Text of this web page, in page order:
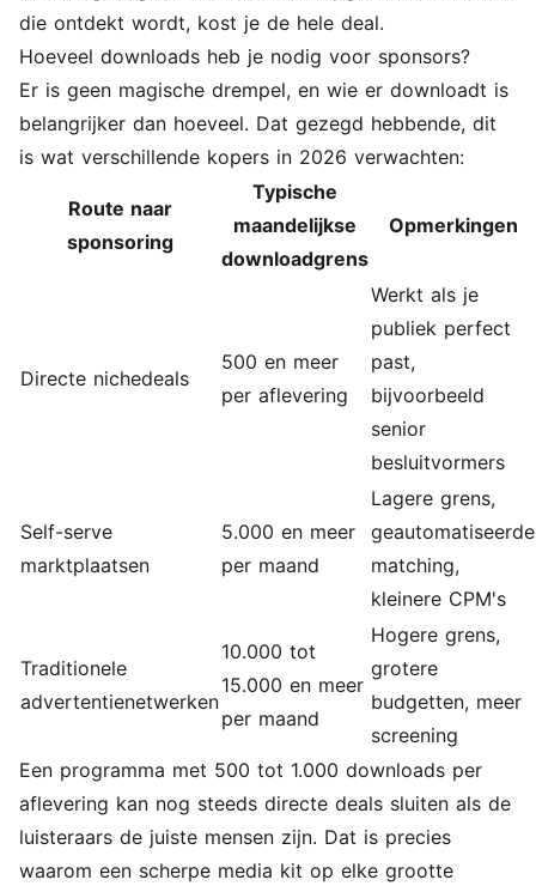
die ontdekt wordt, kost je de hele deal.
Hoeveel downloads heb je nodig voor sponsors?
Er is geen magische drempel, en wie er downloadt is
belangrijker dan hoeveel. Dat gezegd hebbende, dit
is wat verschillende kopers in 2026 verwachten:
Route naar
sponsoring
Typische
maandelijkse
downloadgrens
Opmerkingen
Directe nichedeals
500 en meer
per aflevering
Werkt als je
publiek perfect
past,
bijvoorbeeld
senior
besluitvormers
Self-serve
marktplaatsen
5.000 en meer
per maand
Lagere grens,
geautomatiseerde
matching,
kleinere CPM's
Traditionele
advertentienetwerken
10.000 tot
15.000 en meer
per maand
Hogere grens,
grotere
budgetten, meer
screening
Een programma met 500 tot 1.000 downloads per
aflevering kan nog steeds directe deals sluiten als de
luisteraars de juiste mensen zijn. Dat is precies
waarom een scherpe media kit op elke grootte